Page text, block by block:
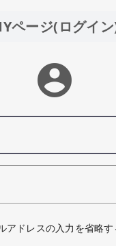
ページ(ログイ
account_circle
アドレスの入力を省略す